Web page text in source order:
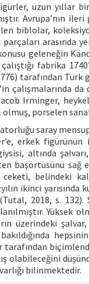
uzun yıllar
Avrupa’nın
biblolar,
arasında
geleneğin
fabrika
tarafından
çalışmalarında
Irminger,
porselen
saray
erkek
altında
başörtüsünü
belindeki
ikinci
(Tutal, 2018, s.
Yüksek
üzerindeki
tarafından
olabileceğini
bilinmektedir.